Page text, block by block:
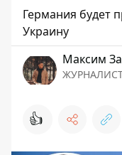
Германия будет
Украину
Максим
👍